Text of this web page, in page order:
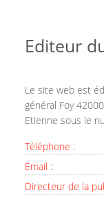
Editeur
Le site web est
général Foy
Etienne sous le
Téléphone :
Email :
Directeur de la